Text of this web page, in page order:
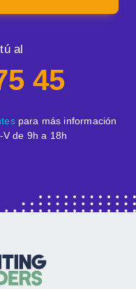
al
45
para más información
de 9h a 18h